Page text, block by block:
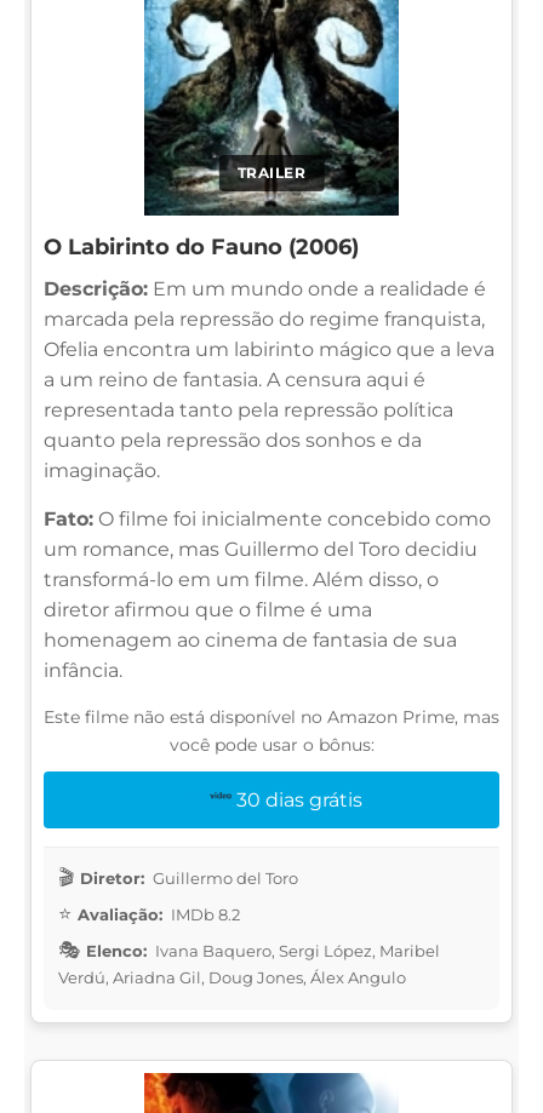
TRAILER
O Labirinto do Fauno (2006)
Descrição: Em um mundo onde a realidade é
marcada pela repressão do regime franquista,
Ofelia encontra um labirinto mágico que a leva
a um reino de fantasia. A censura aqui é
representada tanto pela repressão política
quanto pela repressão dos sonhos e da
imaginação.
Fato: O filme foi inicialmente concebido como
um romance, mas Guillermo del Toro decidiu
transformá-lo em um filme. Além disso, o
diretor afirmou que o filme é uma
homenagem ao cinema de fantasia de sua
infância.
Este filme não está disponível no Amazon Prime, mas
você pode usar o bônus:
30 dias grátis
Diretor: Guillermo del Toro
Avaliação: IMDb 8.2
Elenco: Ivana Baquero, Sergi López, Maribel
Verdú, Ariadna Gil, Doug Jones, Álex Angulo